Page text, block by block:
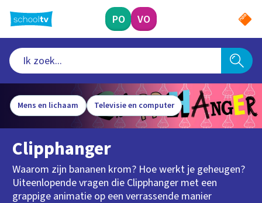
naar
hoofdinhoud
PO VO
Mens en lichaam Televisie en computer
Clipphanger
Waarom zijn bananen krom? Hoe werkt je geheugen?
Uiteenlopende vragen die Clipphanger met een
grappige animatie op een verrassende manier